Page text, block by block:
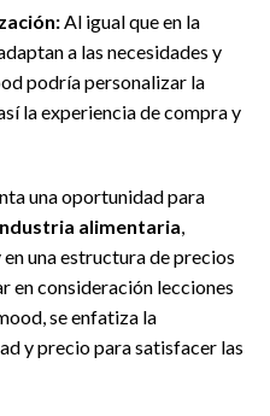
Al igual que en la
a las necesidades y
podría personalizar la
la experiencia de compra y
una oportunidad para
alimentaria,
una estructura de precios
en consideración lecciones
se enfatiza la
y precio para satisfacer las